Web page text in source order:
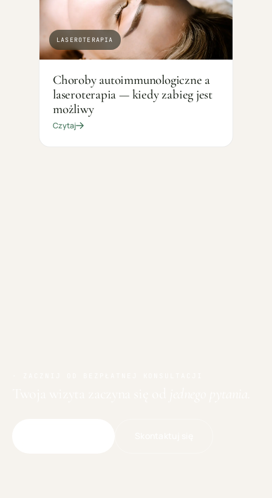
LASEROTERAPIA
Choroby autoimmunologiczne a
laseroterapia — kiedy zabieg jest
możliwy
Czytaj